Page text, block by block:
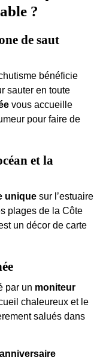
?
de saut
bénéficie
sauter en toute
vous accueille
pour faire de
et la
unique sur l’estuaire
plages de la Côte
un décor de carte
par un moniteur
chaleureux et le
salués dans